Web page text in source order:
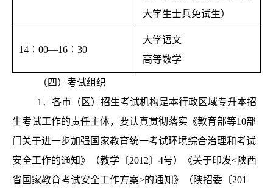
大学生士兵免试生）
14∶00—16∶30
大学语文
高等数学
（四）考试组织
1．各市（区）招生考试机构是本行政区域专升本招
生考试工作的责任主体，要认真贯彻落实《教育部等10部
门关于进一步加强国家教育统一考试环境综合治理和考试
安全工作的通知》（教学〔2012〕4号）《关于印发<陕西
省国家教育考试安全工作方案>的通知》（陕招委〔201